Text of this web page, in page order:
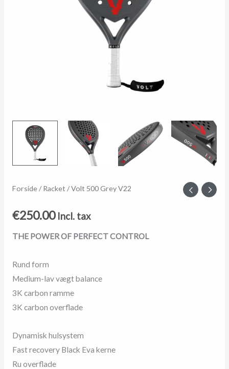
Forside/Racket / Volt 500 Grey V22
€250.00 Incl. tax
THE POWER OF PERFECT CONTROL
Rund form
Medium-lav vægt balance
3K carbon ramme
3K carbon overflade
Dynamisk hulsystem
Fast recovery Black Eva kerne
Ru overflade
Volt
Grey
V22